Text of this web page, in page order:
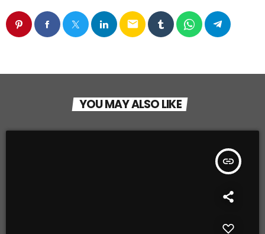
email
YOU MAY ALSO LIKE
insert_link